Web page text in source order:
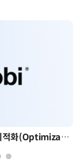
AI 시대의 의사결정을 바꾸는 수리최적화(Optimization): 실제 산업 적용 사례와 활용 전략